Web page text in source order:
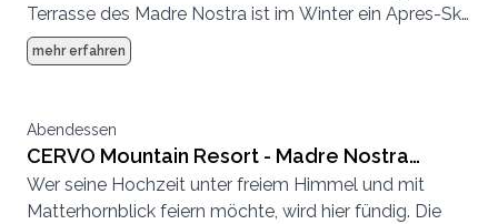
Terrasse des Madre Nostra ist im Winter ein Apres-Ski
Hotspot und im Sommer eine entspannte
Sonnenterrasse.
mehr erfahren
Abendessen
CERVO Mountain Resort - Madre Nostra
Terrasse
Wer seine Hochzeit unter freiem Himmel und mit
Matterhornblick feiern möchte, wird hier fündig. Die